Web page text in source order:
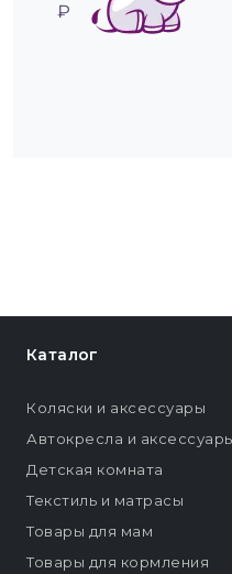
₽
Каталог
Коляски и аксессуары
Автокресла и
Детская комната
Текстиль и матрасы
Товары для мам
Товары для кормления